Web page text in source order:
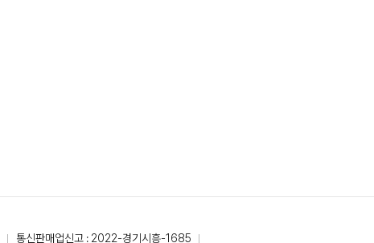
통신판매업신고 : 2022-경기시흥-1685